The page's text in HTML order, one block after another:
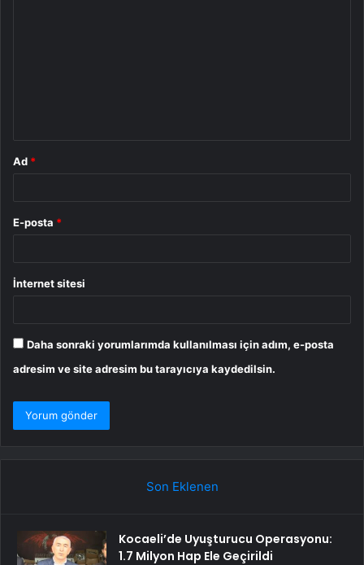
Ad *
E-posta *
İnternet sitesi
Daha sonraki yorumlarımda kullanılması için adım, e-posta
adresim ve site adresim bu tarayıcıya kaydedilsin.
Son Eklenen
Kocaeli’de Uyuşturucu Operasyonu:
1.7 Milyon Hap Ele Geçirildi